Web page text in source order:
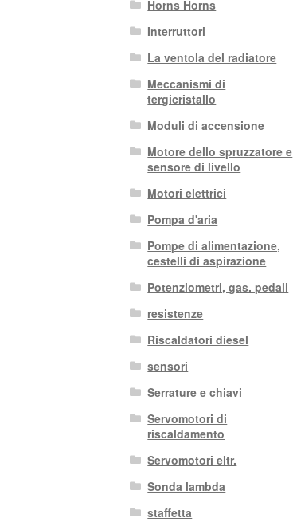
Horns Horns
Interruttori
La ventola del radiatore
Meccanismi di
tergicristallo
Moduli di accensione
Motore dello spruzzatore e
sensore di livello
Motori elettrici
Pompa d'aria
Pompe di alimentazione,
cestelli di aspirazione
Potenziometri, gas. pedali
resistenze
Riscaldatori diesel
sensori
Serrature e chiavi
Servomotori di
riscaldamento
Servomotori eltr.
Sonda lambda
staffetta